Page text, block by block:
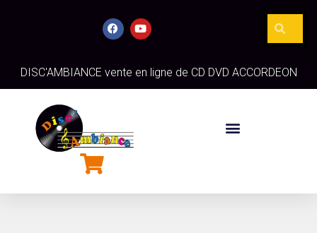
DISC'AMBIANCE vente en ligne de CD DVD ACCORDEON